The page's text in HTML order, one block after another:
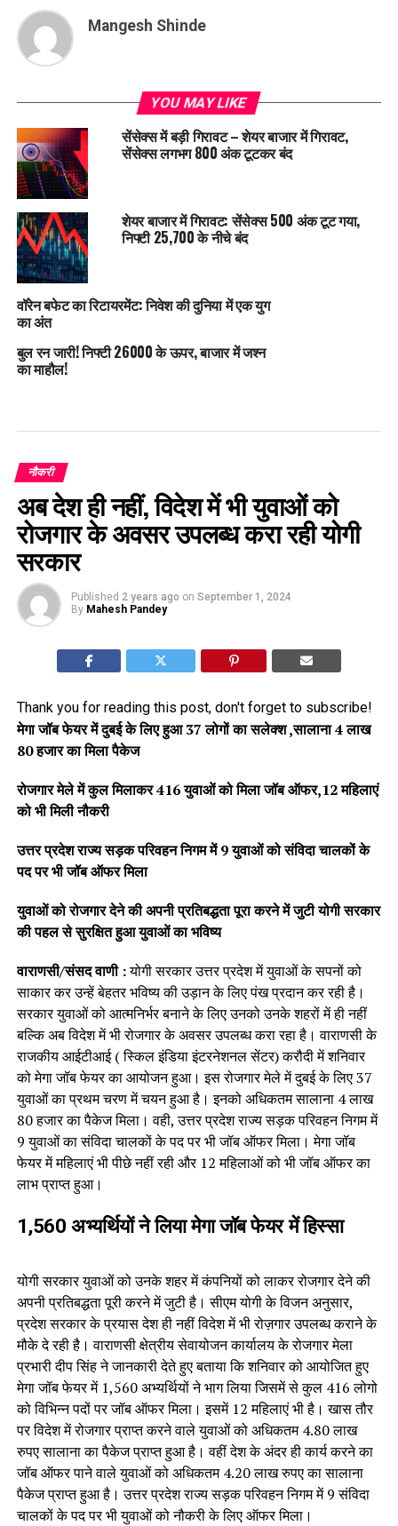
Mangesh Shinde
YOU MAY LIKE
सेंसेक्स में बड़ी गिरावट – शेयर बाजार में गिरावट,
सेंसेक्स लगभग 800 अंक टूटकर बंद
शेयर बाजार में गिरावट: सेंसेक्स 500 अंक टूट गया,
निफ्टी 25,700 के नीचे बंद
वॉरेन बफेट का रिटायरमेंट: निवेश की दुनिया में एक युग
का अंत
बुल रन जारी! निफ्टी 26000 के ऊपर, बाजार में जश्न
का माहौल!
नौकरी
अब देश ही नहीं, विदेश में भी युवाओं को
रोजगार के अवसर उपलब्ध करा रही योगी
सरकार
Published 2 years ago on September 1, 2024
By Mahesh Pandey
Thank you for reading this post, don't forget to subscribe!
मेगा जॉब फेयर में दुबई के लिए हुआ 37 लोगों का सलेक्श ,सालाना 4 लाख
80 हजार का मिला पैकेज
रोजगार मेले में कुल मिलाकर 416 युवाओं को मिला जॉब ऑफर,12 महिलाएं
को भी मिली नौकरी
उत्तर प्रदेश राज्य सड़क परिवहन निगम में 9 युवाओं को संविदा चालकों के
पद पर भी जॉब ऑफर मिला
युवाओं को रोजगार देने की अपनी प्रतिबद्धता पूरा करने में जुटी योगी सरकार
की पहल से सुरक्षित हुआ युवाओं का भविष्य
वाराणसी/संसद वाणी :योगी सरकार उत्तर प्रदेश में युवाओं के सपनों को
साकार कर उन्हें बेहतर भविष्य की उड़ान के लिए पंख प्रदान कर रही है।
सरकार युवाओं को आत्मनिर्भर बनाने के लिए उनको उनके शहरों में ही नहीं
बल्कि अब विदेश में भी रोजगार के अवसर उपलब्ध करा रहा है। वाराणसी के
राजकीय आईटीआई ( स्किल इंडिया इंटरनेशनल सेंटर) करौदी में शनिवार
को मेगा जॉब फेयर का आयोजन हुआ। इस रोजगार मेले में दुबई के लिए 37
युवाओं का प्रथम चरण में चयन हुआ है। इनको अधिकतम सालाना 4 लाख
80 हजार का पैकेज मिला। वही, उत्तर प्रदेश राज्य सड़क परिवहन निगम में
9 युवाओं का संविदा चालकों के पद पर भी जॉब ऑफर मिला। मेगा जॉब
फेयर में महिलाएं भी पीछे नहीं रही और 12 महिलाओं को भी जॉब ऑफर का
लाभ प्राप्त हुआ।
1,560 अभ्यर्थियों ने लिया मेगा जॉब फेयर में हिस्सा
योगी सरकार युवाओं को उनके शहर में कंपनियों को लाकर रोजगार देने की
अपनी प्रतिबद्धता पूरी करने में जुटी है। सीएम योगी के विजन अनुसार,
प्रदेश सरकार के प्रयास देश ही नहीं विदेश में भी रोज़गार उपलब्ध कराने के
मौके दे रही है। वाराणसी क्षेत्रीय सेवायोजन कार्यालय के रोजगार मेला
प्रभारी दीप सिंह ने जानकारी देते हुए बताया कि शनिवार को आयोजित हुए
मेगा जॉब फेयर में 1,560 अभ्यर्थियों ने भाग लिया जिसमें से कुल 416 लोगो
को विभिन्न पदों पर जॉब ऑफर मिला। इसमें 12 महिलाएं भी है। खास तौर
पर विदेश में रोजगार प्राप्त करने वाले युवाओं को अधिकतम 4.80 लाख
रुपए सालाना का पैकेज प्राप्त हुआ है। वहीं देश के अंदर ही कार्य करने का
जॉब ऑफर पाने वाले युवाओं को अधिकतम 4.20 लाख रुपए का सालाना
पैकेज प्राप्त हुआ है। उत्तर प्रदेश राज्य सड़क परिवहन निगम में 9 संविदा
चालकों के पद पर भी युवाओं को नौकरी के लिए ऑफर मिला।